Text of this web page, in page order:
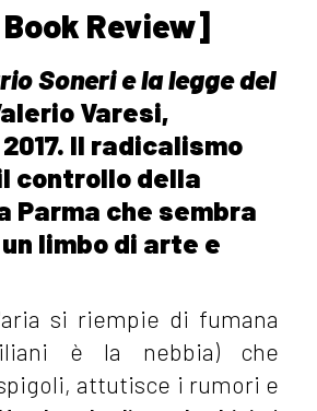
Review]
Soneri e la legge del
Varesi,
Il radicalismo
controllo della
Parma che sembra
limbo di arte e
si riempie di fumana
è la nebbia) che
attutisce i rumori e